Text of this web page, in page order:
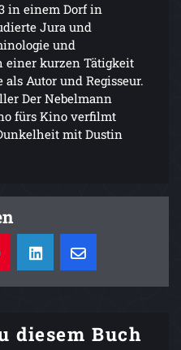
in einem Dorf in
Jura und
und
einer kurzen Tätigkeit
Autor und Regisseur.
Der Nebelmann
fürs Kino verfilmt
mit Dustin
diesem Buch